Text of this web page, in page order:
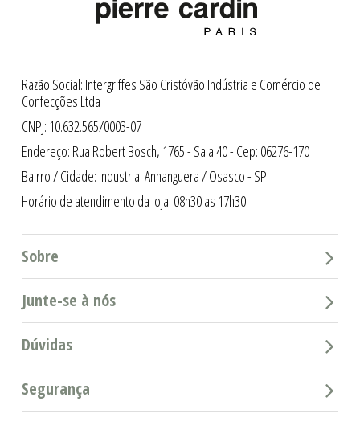
Razão Social: Intergriffes São Cristóvão Indústria e Comércio de
Confecções Ltda
CNPJ: 10.632.565/0003-07
Endereço: Rua Robert Bosch, 1765 - Sala 40 - Cep: 06276-170
Bairro / Cidade: Industrial Anhanguera / Osasco - SP
Horário de atendimento da loja: 08h30 as 17h30
Sobre
Junte-se à nós
Dúvidas
Segurança